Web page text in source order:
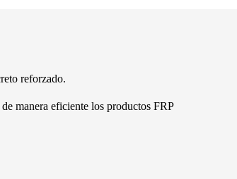
reforzado.
manera eficiente los productos FRP